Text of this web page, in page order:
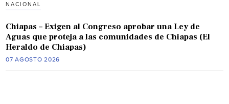
NACIONAL
Chiapas – Exigen al Congreso aprobar una Ley de
Aguas que proteja a las comunidades de Chiapas (El
Heraldo de Chiapas)
07 AGOSTO 2026